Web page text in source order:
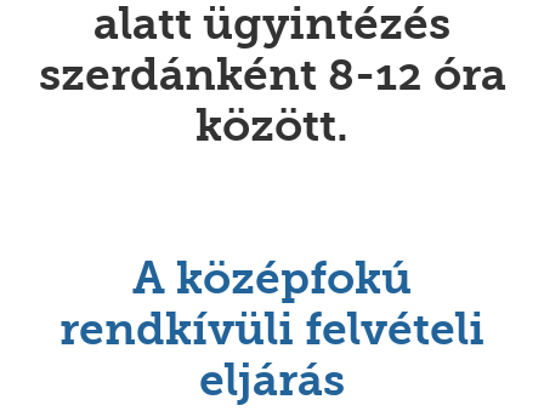
alatt ügyintézés
szerdánként 8-12 óra
között.
A középfokú
rendkívüli felvételi
eljárás